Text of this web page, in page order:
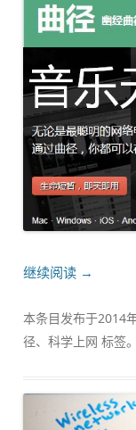
继续阅读 →
本条目发布于2014
径、科学上网 标签。